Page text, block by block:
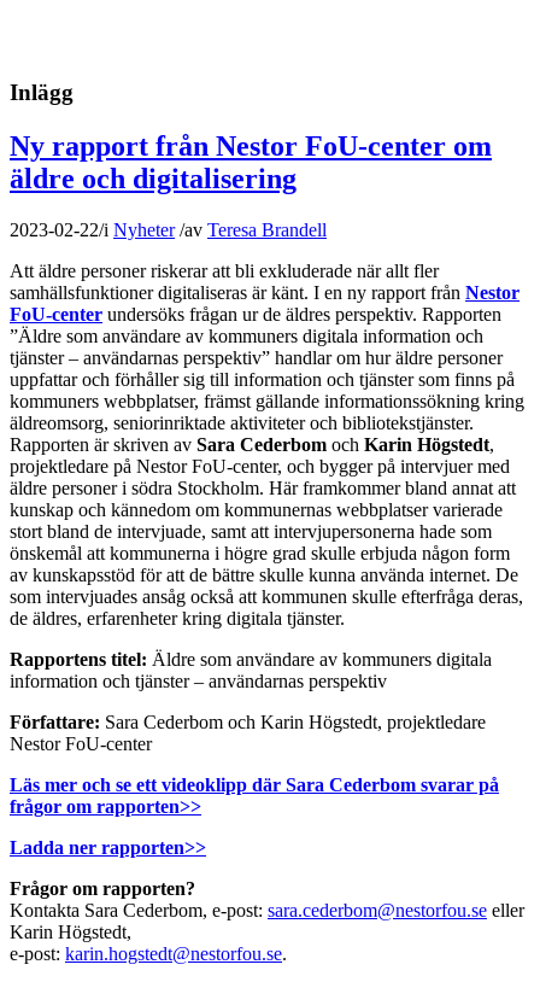
Inlägg
Ny rapport från Nestor FoU-center om
äldre och digitalisering
2023-02-22/i Nyheter /av Teresa Brandell
Att äldre personer riskerar att bli exkluderade när allt fler
samhällsfunktioner digitaliseras är känt. I en ny rapport från Nestor
FoU-center undersöks frågan ur de äldres perspektiv. Rapporten
”Äldre som användare av kommuners digitala information och
tjänster – användarnas perspektiv” handlar om hur äldre personer
uppfattar och förhåller sig till information och tjänster som finns på
kommuners webbplatser, främst gällande informationssökning kring
äldreomsorg, seniorinriktade aktiviteter och bibliotekstjänster.
Rapporten är skriven av Sara Cederbom och Karin Högstedt,
projektledare på Nestor FoU-center, och bygger på intervjuer med
äldre personer i södra Stockholm. Här framkommer bland annat att
kunskap och kännedom om kommunernas webbplatser varierade
stort bland de intervjuade, samt att intervjupersonerna hade som
önskemål att kommunerna i högre grad skulle erbjuda någon form
av kunskapsstöd för att de bättre skulle kunna använda internet. De
som intervjuades ansåg också att kommunen skulle efterfråga deras,
de äldres, erfarenheter kring digitala tjänster.
Rapportens titel: Äldre som användare av kommuners digitala
information och tjänster – användarnas perspektiv
Författare: Sara Cederbom och Karin Högstedt, projektledare
Nestor FoU-center
Läs mer och se ett videoklipp där Sara Cederbom svarar på
frågor om rapporten>>
Ladda ner rapporten>>
Frågor om rapporten?
Kontakta Sara Cederbom, e-post: sara.cederbom@nestorfou.se eller
Karin Högstedt,
e-post: karin.hogstedt@nestorfou.se.